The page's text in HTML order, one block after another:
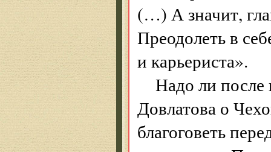
(…) А значит,
Преодолеть в
и карьериста».
Надо ли после
Довлатова о
благоговеть